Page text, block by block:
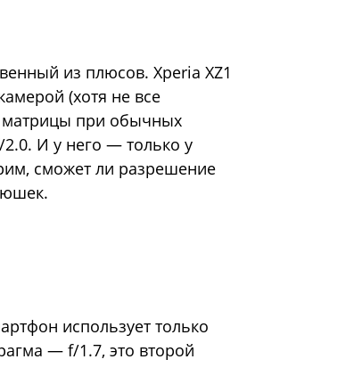
из плюсов. Xperia XZ1
(хотя не все
матрицы при обычных
И у него — только у
сможет ли разрешение
использует только
— f/1.7, это второй